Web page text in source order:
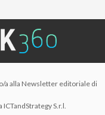
a alla Newsletter editoriale di
S.r.l.